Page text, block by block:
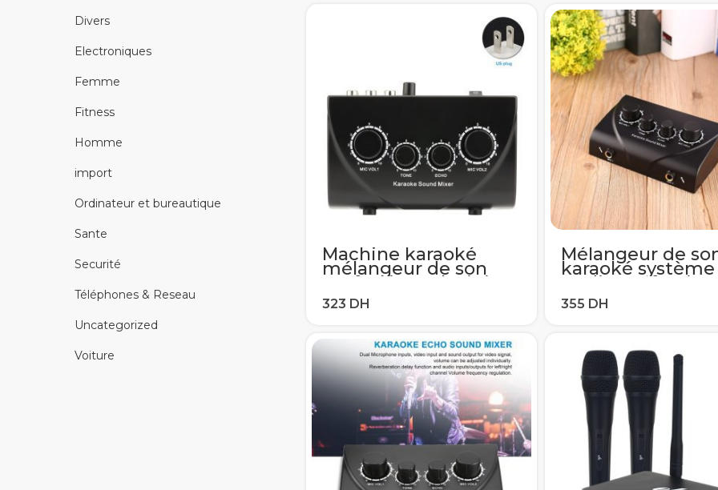
Divers
Electroniques
Femme
Fitness
Homme
import
Ordinateur et bureautique
Sante
Securité
Téléphones & Reseau
Uncategorized
Voiture
numérique avec 2
micros fonctionne
avec le Home cinéma
karaoké lecteur
Machine karaoké
mélangeur de son
professionnel Mini
mélangeur d’écho
Audio numérique
appareils Console de
Microphone 2 prises
Mélangeur de
karaoké système
Audio
Portable Mini
numérique
livraison directe